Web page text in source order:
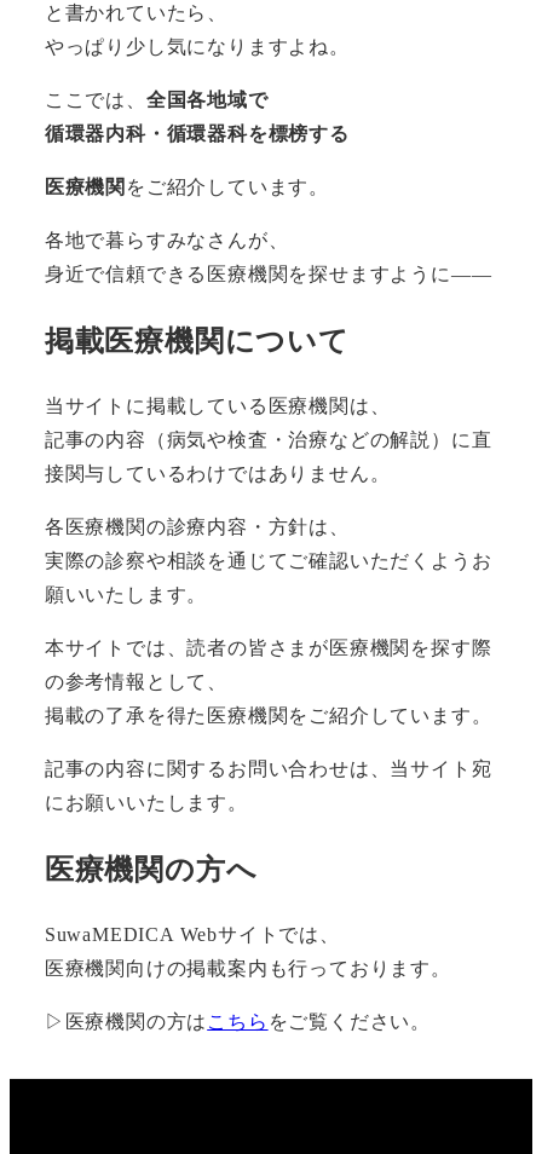
と書かれていたら、
やっぱり少し気になりますよね。
ここでは、 全国各地域で
循環器内科・循環器科を標榜する
医療機関 をご紹介しています。
各地で暮らすみなさんが、
身近で信頼できる医療機関を探せますように――
掲載医療機関について
当サイトに掲載している医療機関は、
記事の内容（病気や検査・治療などの解説）に直
接関与しているわけではありません。
各医療機関の診療内容・方針は、
実際の診察や相談を通じてご確認いただくようお
願いいたします。
本サイトでは、読者の皆さまが医療機関を探す際
の参考情報として、
掲載の了承を得た医療機関をご紹介しています。
記事の内容に関するお問い合わせは、当サイト宛
にお願いいたします。
医療機関の方へ
SuwaMEDICA Webサイトでは、
医療機関向けの掲載案内も行っております。
▷医療機関の方は こちら をご覧ください。